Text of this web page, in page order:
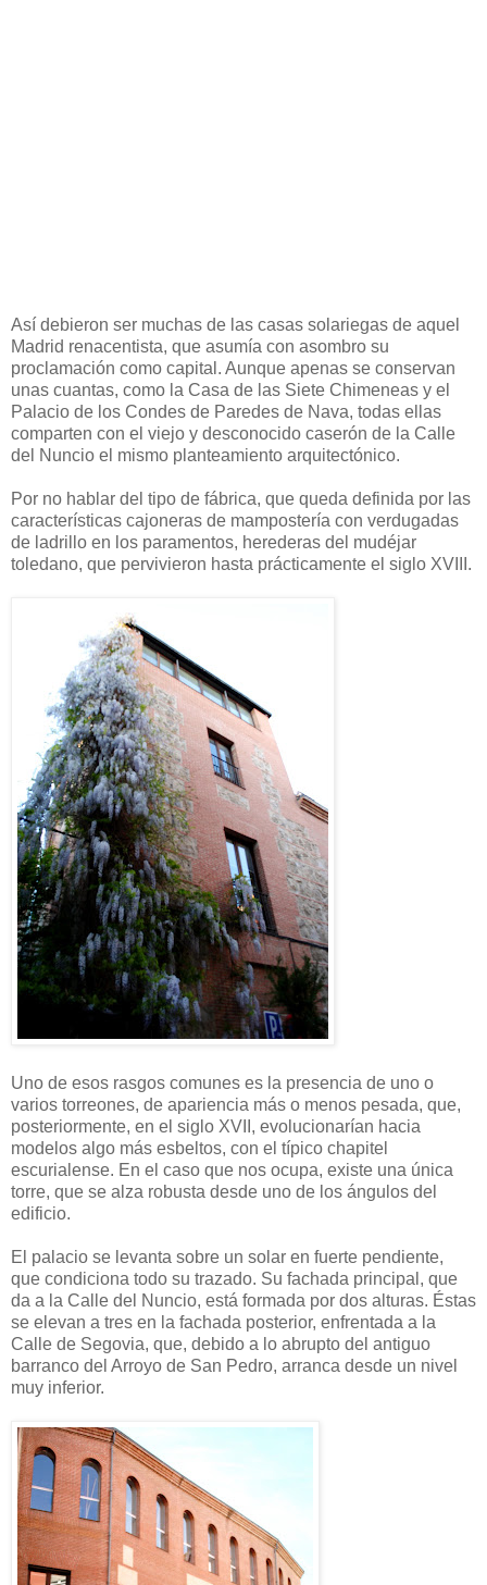
Así debieron ser muchas de las casas solariegas de aquel
Madrid renacentista, que asumía con asombro su
proclamación como capital. Aunque apenas se conservan
unas cuantas, como la Casa de las Siete Chimeneas y el
Palacio de los Condes de Paredes de Nava, todas ellas
comparten con el viejo y desconocido caserón de la Calle
del Nuncio el mismo planteamiento arquitectónico.
Por no hablar del tipo de fábrica, que queda definida por las
características cajoneras de mampostería con verdugadas
de ladrillo en los paramentos, herederas del mudéjar
toledano, que pervivieron hasta prácticamente el siglo XVIII.
Uno de esos rasgos comunes es la presencia de uno o
varios torreones, de apariencia más o menos pesada, que,
posteriormente, en el siglo XVII, evolucionarían hacia
modelos algo más esbeltos, con el típico chapitel
escurialense. En el caso que nos ocupa, existe una única
torre, que se alza robusta desde uno de los ángulos del
edificio.
El palacio se levanta sobre un solar en fuerte pendiente,
que condiciona todo su trazado. Su fachada principal, que
da a la Calle del Nuncio, está formada por dos alturas. Éstas
se elevan a tres en la fachada posterior, enfrentada a la
Calle de Segovia, que, debido a lo abrupto del antiguo
barranco del Arroyo de San Pedro, arranca desde un nivel
muy inferior.